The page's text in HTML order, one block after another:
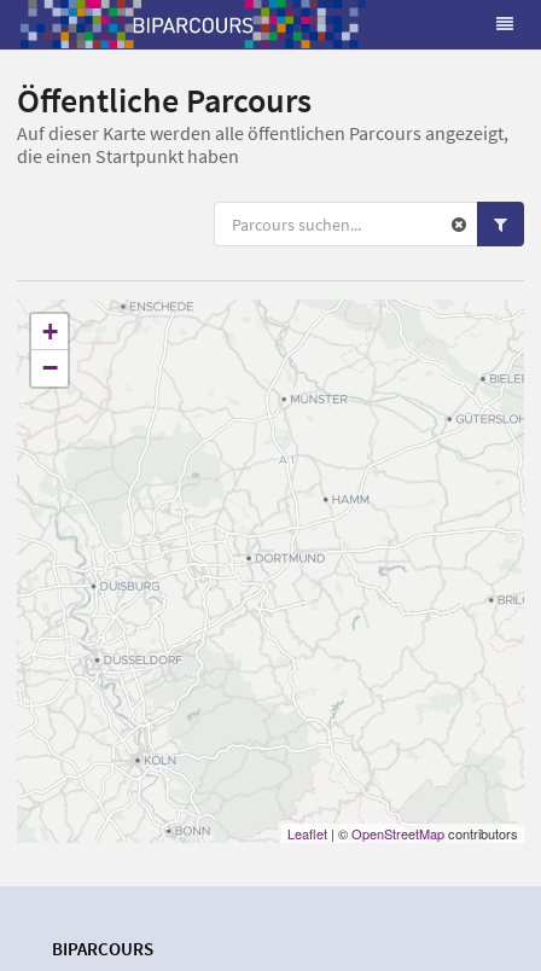
Öffentliche Parcours
Auf dieser Karte werden alle öffentlichen Parcours angezeigt,
die einen Startpunkt haben
+
−
Leaflet | ©OpenStreetMapcontributors
BIPARCOURS